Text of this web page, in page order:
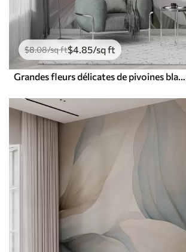
$8.08/sq ft$4.85/sq ft
Grandes fleurs délicates de pivoines blanches et roses aux pétales doux et duveteux sur un fond gris flou